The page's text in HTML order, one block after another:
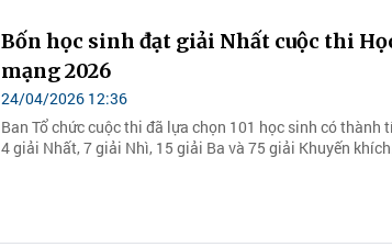
Bốn học sinh đạt giải Nhất cuộc thi
mạng 2026
24/04/2026 12:36
Ban Tổ chức cuộc thi đã lựa chọn 101 học sinh có thành
4 giải Nhất, 7 giải Nhì, 15 giải Ba và 75 giải Khuyến